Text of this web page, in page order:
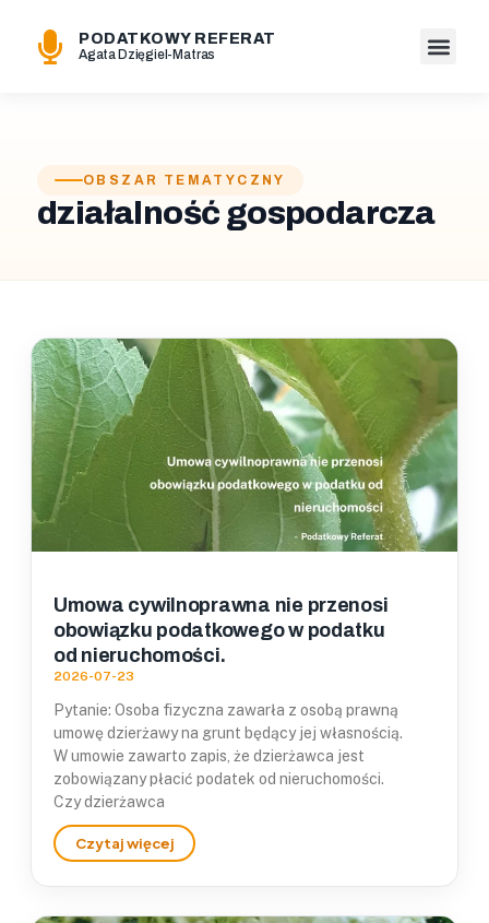
PODATKOWY REFERAT
Agata Dzięgiel-Matras
OBSZAR TEMATYCZNY
działalność gospodarcza
Umowa cywilnoprawna nie przenosi
obowiązku podatkowego w podatku
od nieruchomości.
2026-07-23
Pytanie: Osoba fizyczna zawarła z osobą prawną
umowę dzierżawy na grunt będący jej własnością.
W umowie zawarto zapis, że dzierżawca jest
zobowiązany płacić podatek od nieruchomości.
Czy dzierżawca